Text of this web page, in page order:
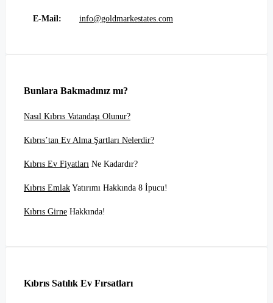
E-Mail: info@goldmarkestates.com
Bunlara Bakmadınız mı?
Nasıl Kıbrıs Vatandaşı Olunur?
Kıbrıs’tan Ev Alma Şartları Nelerdir?
Kıbrıs Ev Fiyatları Ne Kadardır?
Kıbrıs Emlak Yatırımı Hakkında 8 İpucu!
Kıbrıs Girne Hakkında!
Kıbrıs Satılık Ev Fırsatları